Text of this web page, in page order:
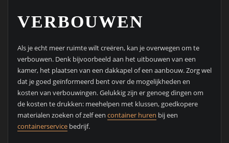
VERBOUWEN
Als je echt meer ruimte wilt creëren, kan je overwegen om te
verbouwen. Denk bijvoorbeeld aan het uitbouwen van een
kamer, het plaatsen van een dakkapel of een aanbouw. Zorg wel
dat je goed geïnformeerd bent over de mogelijkheden en
kosten van verbouwingen. Gelukkig zijn er genoeg dingen om
de kosten te drukken: meehelpen met klussen, goedkopere
materialen zoeken of zelf een container huren bij een
containerservicebedrijf.